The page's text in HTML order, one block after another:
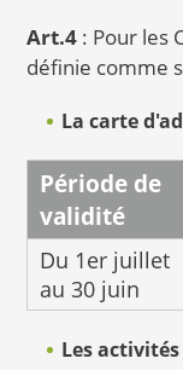
Art.4: Pour les
définie comme
La carte
Période de
validité
Du 1er juillet
au 30 juin
Les activités